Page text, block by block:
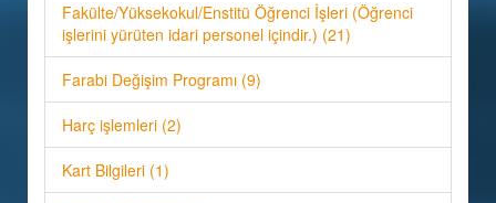
Fakülte/Yüksekokul/Enstitü Öğrenci İşleri (Öğrenci
işlerini yürüten idari personel içindir.) (21)
Farabi Değişim Programı (9)
Harç işlemleri (2)
Kart Bilgileri (1)